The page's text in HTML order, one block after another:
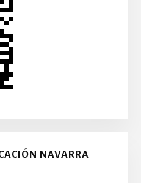
NAVARRA